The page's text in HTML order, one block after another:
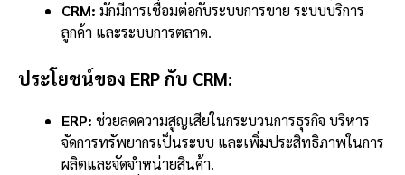
CRM: มักมีการเชื่อมต่อกับระบบการขาย ระบบบริการ
ลูกค้า และระบบการตลาด.
ประโยชน์ของ ERP กับ CRM:
ERP: ช่วยลดความสูญเสียในกระบวนการธุรกิจ บริหาร
จัดการทรัพยากรเป็นระบบ และเพิ่มประสิทธิภาพในการ
ผลิตและจัดจำหน่ายสินค้า.